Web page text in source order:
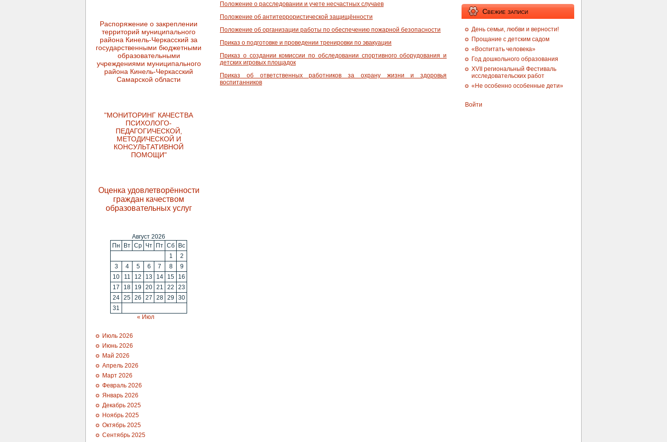
Распоряжение о закреплении
территорий муниципального
района Кинель-Черкасский за
государственными бюджетными
образовательными
учреждениями муниципального
района Кинель-Черкасский
Самарской области
"МОНИТОРИНГ КАЧЕСТВА
ПСИХОЛОГО-
ПЕДАГОГИЧЕСКОЙ,
МЕТОДИЧЕСКОЙ И
КОНСУЛЬТАТИВНОЙ
ПОМОЩИ"
Оценка удовлетворённости
граждан качеством
образовательных услуг
Август 2026
Пн
Вт Ср Чт Пт Сб
Вс
1
2
3
4 5 6 7 8
9
10
11 12 13 14 15
16
17
18 19 20 21 22
23
24 25 26 27 28 29
30
31
« Июл
Июль 2026
Июнь 2026
Май 2026
Апрель 2026
Март 2026
Февраль 2026
Январь 2026
Декабрь 2025
Ноябрь 2025
Октябрь 2025
Сентябрь 2025
Положение о расследовании и учете несчастных случаев
Положение об антитеррористической защищённости
Положение об организации работы по обеспечению пожарной безопасности
Приказ о подготовке и проведении тренировки по эвакуации
Приказ о создании комиссии по обследовании спортивного оборудования и
детских игровых площадок
Приказ об ответственных работников за охрану жизни и здоровья
воспитанников
Свежие записи
День семьи, любви и верности!
Прощание с детским садом
«Воспитать человека»
Год дошкольного образования
XVII региональный Фестиваль
исследовательских работ
«Не особенно особенные дети»
Войти